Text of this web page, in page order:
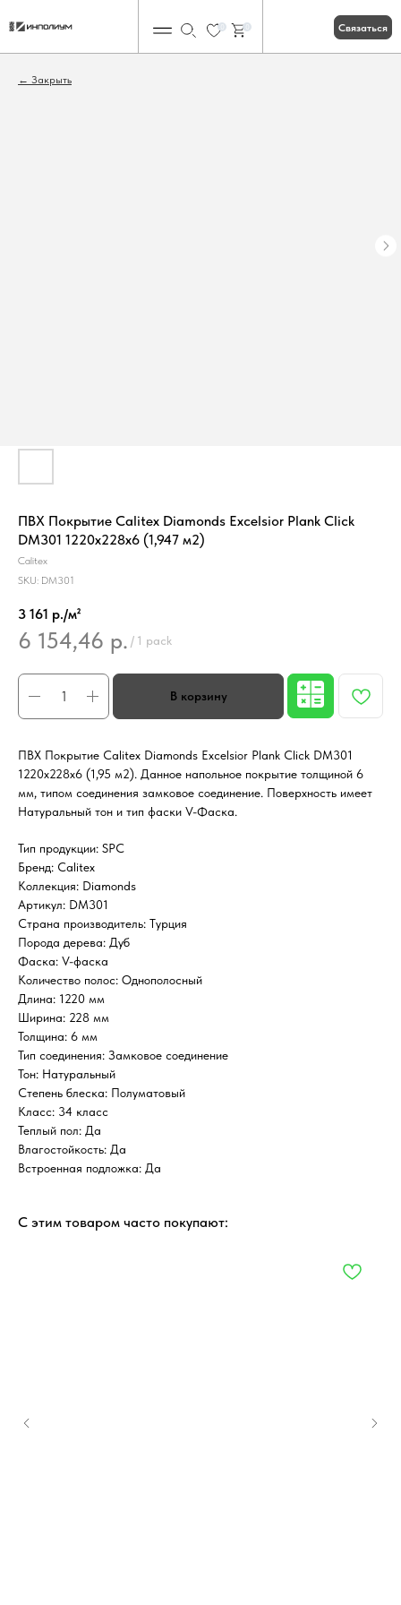
Связаться
Закрыть
ПВХ Покрытие Calitex Diamonds Excelsior Plank Click
DM301 1220x228x6 (1,947 м2)
Calitex
SKU: DM301
3 161 р./м²
6 154,46 р. / 1 pack
ПВХ Покрытие Calitex Diamonds Excelsior Plank Click DM301
1220x228x6 (1,95 м2). Данное напольное покрытие толщиной 6
мм, типом соединения замковое соединение. Поверхность имеет
Натуральный тон и тип фаски V-Фаска.
Тип продукции: SPC
Бренд: Calitex
Коллекция: Diamonds
Артикул: DM301
Страна производитель: Турция
Порода дерева: Дуб
Фаска: V-фаска
Количество полос: Однополосный
Длина: 1220 мм
Ширина: 228 мм
Толщина: 6 мм
Тип соединения: Замковое соединение
Тон: Натуральный
Степень блеска: Полуматовый
Класс: 34 класс
Теплый пол: Да
Влагостойкость: Да
Встроенная подложка: Да
С этим товаром часто покупают: